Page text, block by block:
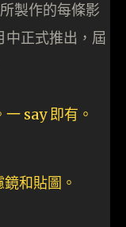
製作的每條影
正式推出，屆